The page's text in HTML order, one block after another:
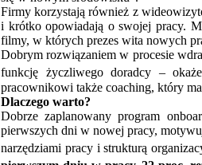
Firmy korzystają również z
i krótko opowiadają o swojej pracy.
filmy, w których prezes wita nowych
Dobrym rozwiązaniem w procesie
funkcję życzliwego doradcy –
pracownikowi także coaching, który
Dlaczego warto?
Dobrze zaplanowany program
pierwszych dni w nowej pracy,
narzędziami pracy i strukturą